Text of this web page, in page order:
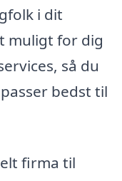
i dit
muligt for dig
så du
bedst til
firma til